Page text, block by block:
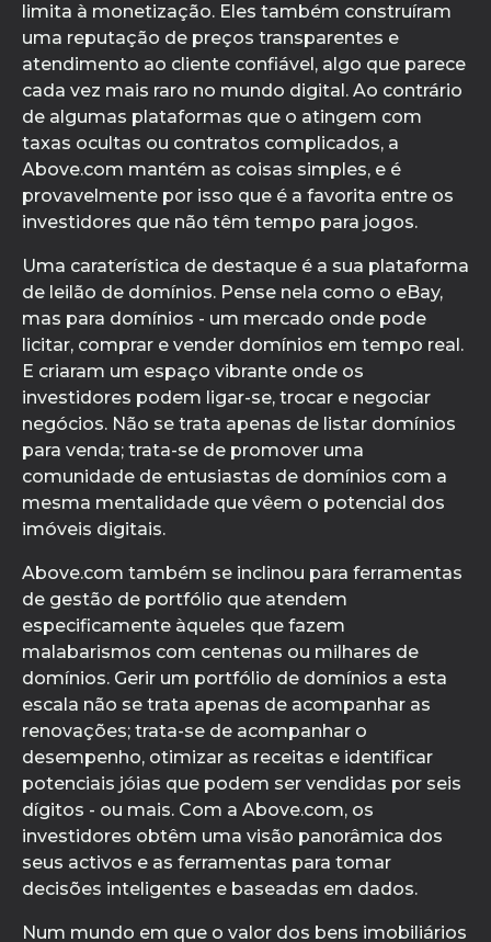
limita à monetização. Eles também construíram
uma reputação de preços transparentes e
atendimento ao cliente confiável, algo que parece
cada vez mais raro no mundo digital. Ao contrário
de algumas plataformas que o atingem com
taxas ocultas ou contratos complicados, a
Above.com mantém as coisas simples, e é
provavelmente por isso que é a favorita entre os
investidores que não têm tempo para jogos.
Uma caraterística de destaque é a sua plataforma
de leilão de domínios. Pense nela como o eBay,
mas para domínios - um mercado onde pode
licitar, comprar e vender domínios em tempo real.
E criaram um espaço vibrante onde os
investidores podem ligar-se, trocar e negociar
negócios. Não se trata apenas de listar domínios
para venda; trata-se de promover uma
comunidade de entusiastas de domínios com a
mesma mentalidade que vêem o potencial dos
imóveis digitais.
Above.com também se inclinou para ferramentas
de gestão de portfólio que atendem
especificamente àqueles que fazem
malabarismos com centenas ou milhares de
domínios. Gerir um portfólio de domínios a esta
escala não se trata apenas de acompanhar as
renovações; trata-se de acompanhar o
desempenho, otimizar as receitas e identificar
potenciais jóias que podem ser vendidas por seis
dígitos - ou mais. Com a Above.com, os
investidores obtêm uma visão panorâmica dos
seus activos e as ferramentas para tomar
decisões inteligentes e baseadas em dados.
Num mundo em que o valor dos bens imobiliários